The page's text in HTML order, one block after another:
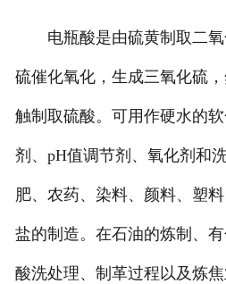
电瓶酸是由硫黄制取二氧
硫催化氧化，生成三氧化硫
触制取硫酸。可用作硬水的
剂、pH值调节剂、氧化剂和
肥、农药、染料、颜料、塑
盐的制造。在石油的炼制、
酸洗处理、制革过程以及炼